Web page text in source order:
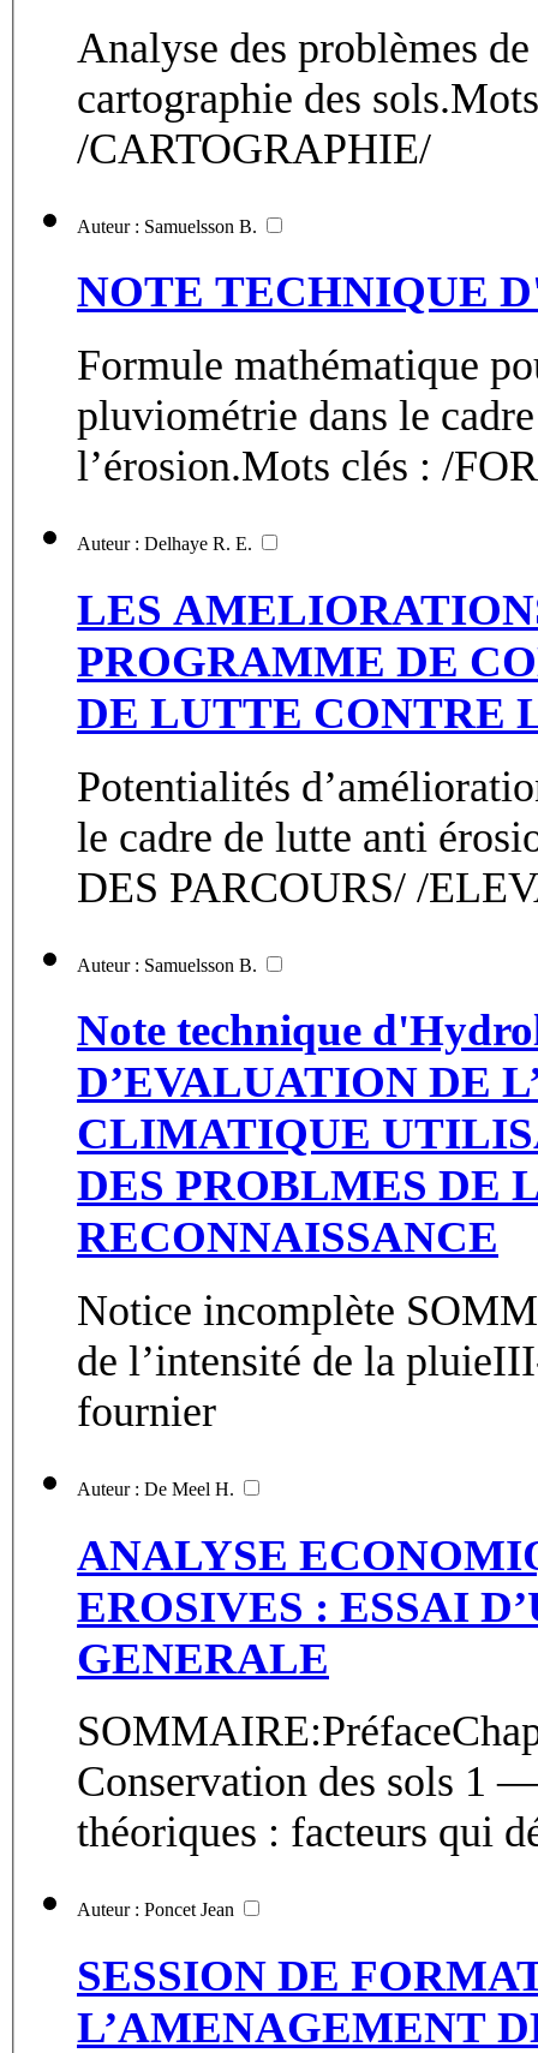
Analyse des problèmes
cartographie des
/CARTOGRAPHIE/
Auteur : Samuelsson B.
NOTE TECHNIQUE
Formule mathématique
pluviométrie dans le
l’érosion.Mots clés : /
Auteur : Delhaye R. E.
LES
PROGRAMME DE
DE LUTTE CONTRE
Potentialités
le cadre de lutte anti
DES PARCOURS/ /
Auteur : Samuelsson B.
Note technique
D’EVALUATION DE
CLIMATIQUE
DES PROBLMES DE
RECONNAISSANCE
Notice incomplète
de l’intensité de la
fournier
Auteur : De Meel H.
ANALYSE
EROSIVES : ESSAI
GENERALE
Conservation des sols 1
théoriques : facteurs qui
Auteur : Poncet Jean
SESSION DE
L’AMENAGEMENT